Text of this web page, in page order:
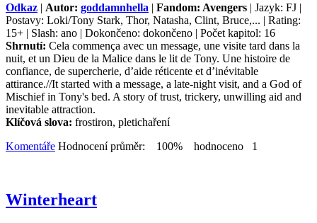
Odkaz | Autor: goddamnhella | Fandom: Avengers | Jazyk: FJ |
Postavy: Loki/Tony Stark, Thor, Natasha, Clint, Bruce,... | Rating:
15+ | Slash: ano | Dokončeno: dokončeno | Počet kapitol: 16
Shrnutí: Cela commença avec un message, une visite tard dans la
nuit, et un Dieu de la Malice dans le lit de Tony. Une histoire de
confiance, de supercherie, d’aide réticente et d’inévitable
attirance.//It started with a message, a late-night visit, and a God of
Mischief in Tony's bed. A story of trust, trickery, unwilling aid and
inevitable attraction.
Klíčová slova: frostiron, pletichaření
Komentáře Hodnocení průměr: 100% hodnoceno 1
Winterheart